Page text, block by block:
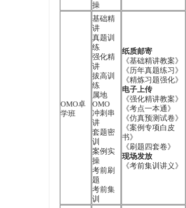
操
OMO卓
学班
基础精
讲
真题训
练
强化精
讲
拔高训
练
属地
OMO
冲刺串
讲
套题密
训
案例实
操
考前刷
题
考前集
训
纸质邮寄
《基础精讲教案》
《历年真题练习》
《精炼习题强化》
电子上传
《强化精讲教案》
《考点一本通》
《仿真预测试卷》
《案例专项白皮
书》
《刷题四套卷》
现场发放
《考前集训讲义》